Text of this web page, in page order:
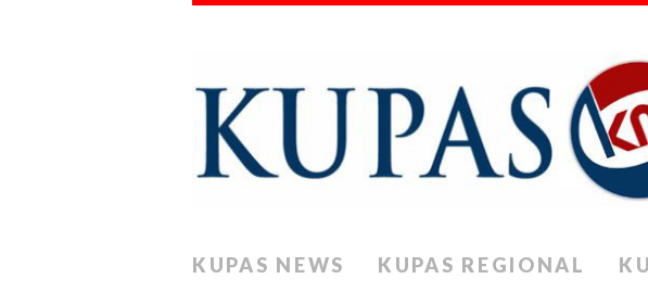
KUPAS NEWS KUPAS REGIONAL